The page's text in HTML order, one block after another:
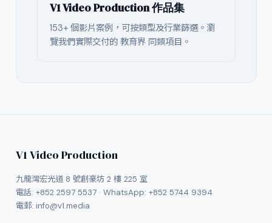
V1 Video Production 作品集
153+ 個影片案例，可按類型及行業篩選。瀏
覽我們實際交付的 教育界 同類項目。
V1 Video Production
九龍灣宏光道 8 號創豪坊 2 樓 225 室
電話: +852 2597 5537· WhatsApp: +852 5744 9394
電郵: info@v1.media